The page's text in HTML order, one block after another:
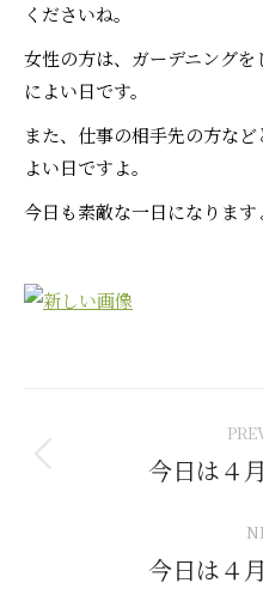
くださいね。
女性の方は、ガーデニング
によい日です。
また、仕事の相手先の方な
よい日ですよ。
今日も素敵な一日になります
navigation
今日は４
今日は４